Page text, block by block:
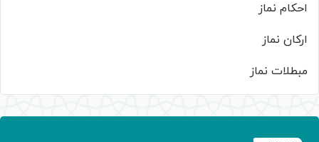
احکام نماز
ارکان نماز
مبطلات نماز